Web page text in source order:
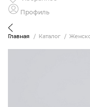
Профиль
Главная Каталог